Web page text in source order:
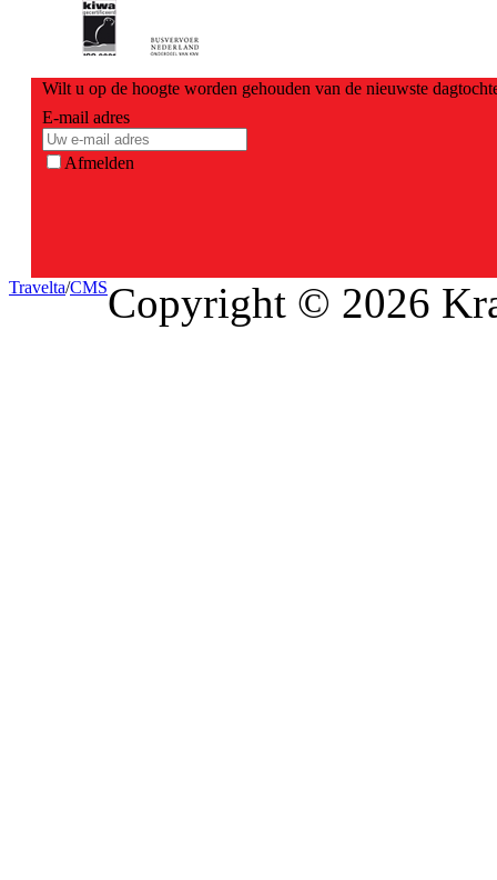
Wilt u op de hoogte worden gehouden van de nieuwste
E-mail adres
Afmelden
Travelta/CMSCopyright © 2026